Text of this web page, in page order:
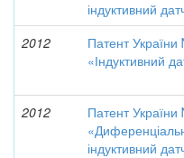
індуктивний
2012
Патент
«Індуктивний
2012
Патент
індуктивний